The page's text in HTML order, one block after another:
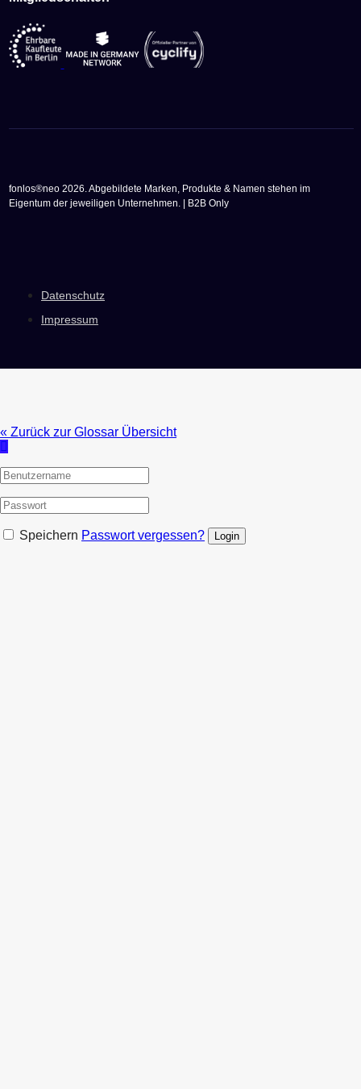
fonlos®neo 2026. Abgebildete Marken, Produkte & Namen stehen im
Eigentum der jeweiligen Unternehmen. | B2B Only
Datenschutz
Impressum
« Zurück zur Glossar Übersicht
Speichern Passwort vergessen?